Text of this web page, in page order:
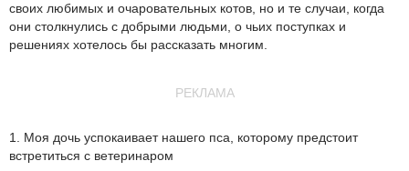
своих любимых и очаровательных котов, но и те случаи, когда
они столкнулись с добрыми людьми, о чьих поступках и
решениях хотелось бы рассказать многим.
РЕКЛАМА
1. Моя дочь успокаивает нашего пса, которому предстоит
встретиться с ветеринаром